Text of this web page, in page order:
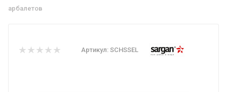
арбалетов
Артикул: SCHSSEL